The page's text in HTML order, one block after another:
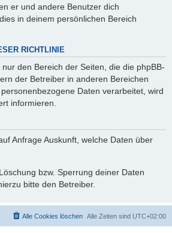
er und andere Benutzer dich
in deinem persönlichen Bereich
RICHTLINIE
den Bereich der Seiten, die die phpBB-
der Betreiber in anderen Bereichen
Daten verarbeitet, wird
informieren.
Anfrage Auskunft, welche Daten über
bzw. Sperrung deiner Daten
bitte den Betreiber.
Alle Zeiten sind UTC+02:00
Alle Cookies löschen